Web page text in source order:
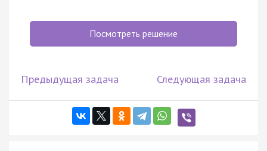
Посмотреть решение
Предыдущая задача Следующая задача